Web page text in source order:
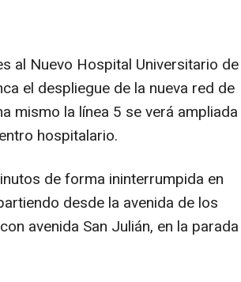
al Nuevo Hospital Universitario de
el despliegue de la nueva red de
mismo la línea 5 se verá ampliada
hospitalario.
de forma ininterrumpida en
desde la avenida de los
avenida San Julián, en la parada